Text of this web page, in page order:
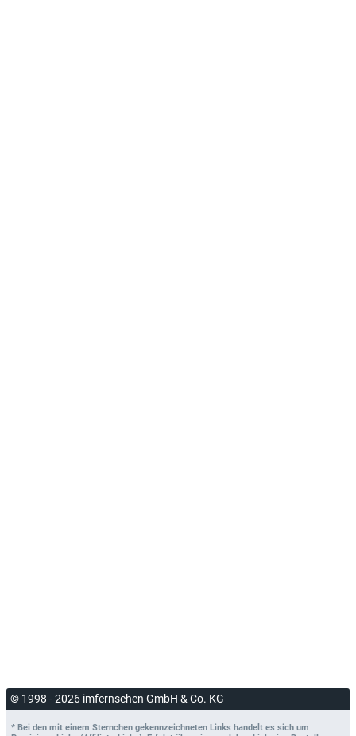
© 1998 - 2026 imfernsehen GmbH & Co. KG
* Bei den mit einem Sternchen gekennzeichneten Links handelt es sich um